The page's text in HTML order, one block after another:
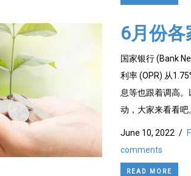
6月份
国家银行 (Bank
利率 (OPR) 从
息等也跟着调高
动，大家来看看
June 10, 2022 /
comments
READ MORE